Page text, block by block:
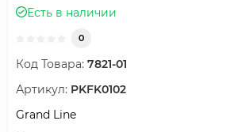
Есть в наличии
0
Код Товара: 7821-01
Артикул: PKFK0102
Grand Line